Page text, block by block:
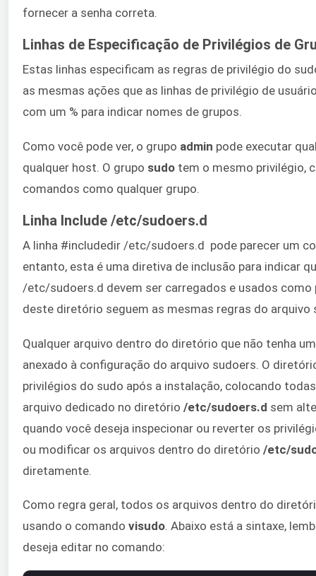
fornecer a senha correta.
Linhas de Especificação de Privilégios de
Estas linhas especificam as regras de privilégio do
as mesmas ações que as linhas de privilégio de
com um % para indicar nomes de grupos.
Como você pode ver, o grupo admin pode executar
qualquer host. O grupo sudo tem o mesmo privilégio,
comandos como qualquer grupo.
Linha Include /etc/sudoers.d
A linha #includedir /etc/sudoers.d pode parecer um
entanto, esta é uma diretiva de inclusão para indicar
/etc/sudoers.d devem ser carregados e usados
deste diretório seguem as mesmas regras do arquivo
Qualquer arquivo dentro do diretório que não tenha
anexado à configuração do arquivo sudoers. O
privilégios do sudo após a instalação, colocando
arquivo dedicado no diretório /etc/sudoers.d sem
quando você deseja inspecionar ou reverter os
ou modificar os arquivos dentro do diretório /etc/
diretamente.
Como regra geral, todos os arquivos dentro do
usando o comando visudo . Abaixo está a sintaxe,
deseja editar no comando: